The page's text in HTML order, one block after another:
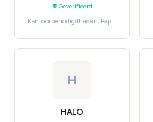
Geverifieerd
Kantoorbenodigdheden, Paper
H
HALO